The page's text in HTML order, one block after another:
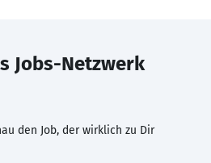
Jobs-Netzwerk
den Job, der wirklich zu Dir